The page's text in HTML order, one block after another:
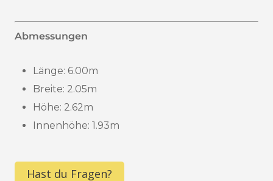
Abmessungen
Länge: 6.00m
Breite: 2.05m
Höhe: 2.62m
Innenhöhe: 1.93m
Hast du Fragen?